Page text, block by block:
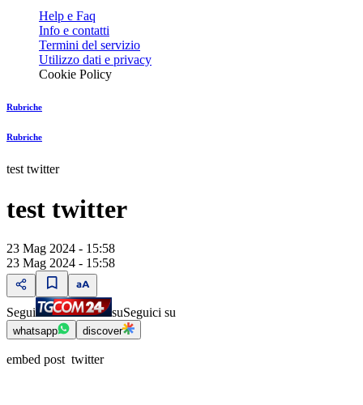
Help e Faq
Info e contatti
Termini del servizio
Utilizzo dati e privacy
Cookie Policy
Rubriche
Rubriche
test twitter
test twitter
23 Mag 2024 - 15:58
23 Mag 2024 - 15:58
Segui suSeguici su
whatsapp discover
embed post twitter